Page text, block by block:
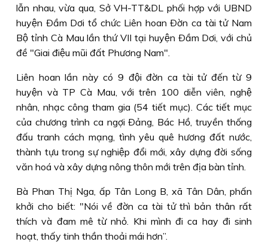
lẫn nhau, vừa qua, Sở VH-TT&DL phối hợp với UBND
huyện Ðầm Dơi tổ chức Liên hoan Ðờn ca tài tử Nam
Bộ tỉnh Cà Mau lần thứ VII tại huyện Ðầm Dơi, với chủ
đề "Giai điệu mũi đất Phương Nam".
Liên hoan lần này có 9 đội đờn ca tài tử đến từ 9
huyện và TP Cà Mau, với trên 100 diễn viên, nghệ
nhân, nhạc công tham gia (54 tiết mục). Các tiết mục
của chương trình ca ngợi Ðảng, Bác Hồ, truyền thống
đấu tranh cách mạng, tình yêu quê hương đất nước,
thành tựu trong sự nghiệp đổi mới, xây dựng đời sống
văn hoá và xây dựng nông thôn mới trên địa bàn tỉnh.
Bà Phan Thị Nga, ấp Tân Long B, xã Tân Dân, phấn
khởi cho biết: "Nói về đờn ca tài tử thì bản thân rất
thích và đam mê từ nhỏ. Khi mình đi ca hay đi sinh
hoạt, thấy tinh thần thoải mái hơn”.